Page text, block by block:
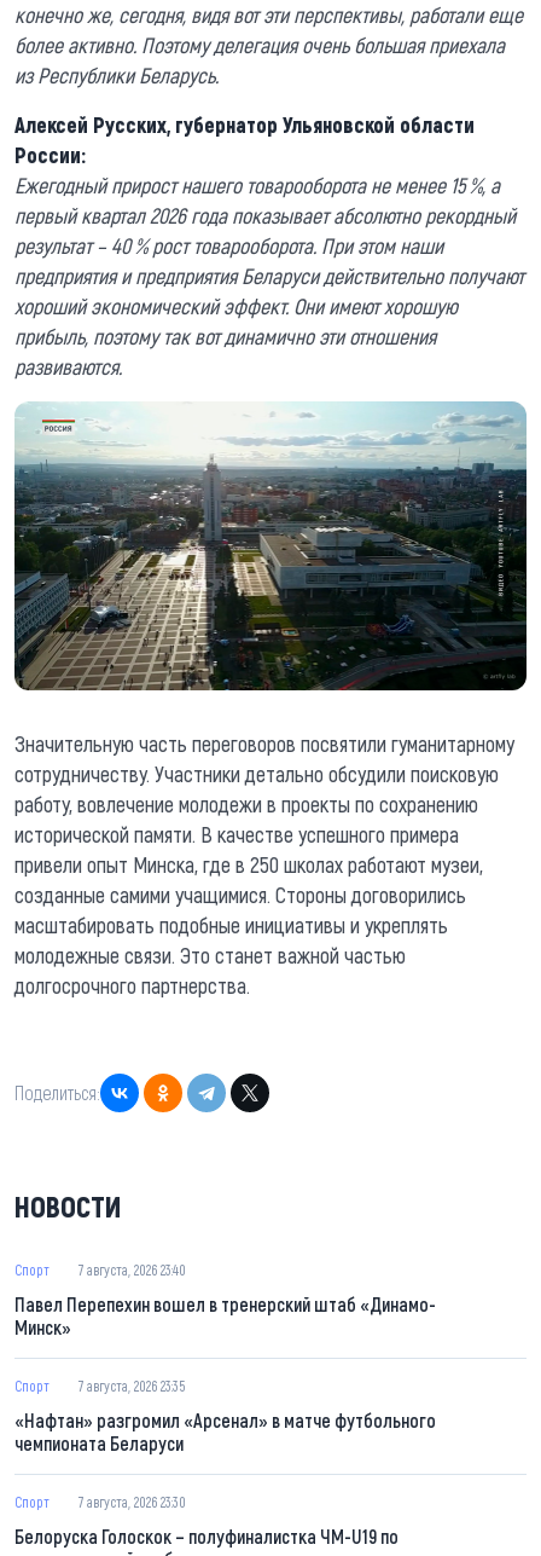
конечно же, сегодня, видя вот эти перспективы, работали еще
более активно. Поэтому делегация очень большая приехала
из Республики Беларусь.
Алексей Русских, губернатор Ульяновской области
России:
Ежегодный прирост нашего товарооборота не менее 15 %, а
первый квартал 2026 года показывает абсолютно рекордный
результат – 40 % рост товарооборота. При этом наши
предприятия и предприятия Беларуси действительно получают
хороший экономический эффект. Они имеют хорошую
прибыль, поэтому так вот динамично эти отношения
развиваются.
Значительную часть переговоров посвятили гуманитарному
сотрудничеству. Участники детально обсудили поисковую
работу, вовлечение молодежи в проекты по сохранению
исторической памяти. В качестве успешного примера
привели опыт Минска, где в 250 школах работают музеи,
созданные самими учащимися. Стороны договорились
масштабировать подобные инициативы и укреплять
молодежные связи. Это станет важной частью
долгосрочного партнерства.
Поделиться:
НОВОСТИ
Спорт 7 августа, 2026 23:40
Павел Перепехин вошел в тренерский штаб «Динамо-
Минск»
Спорт 7 августа, 2026 23:35
«Нафтан» разгромил «Арсенал» в матче футбольного
чемпионата Беларуси
Спорт 7 августа, 2026 23:30
Белоруска Голоскок – полуфиналистка ЧМ-U19 по